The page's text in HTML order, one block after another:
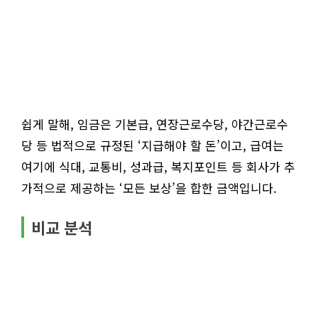
쉽게 말해, 임금은 기본급, 연장근로수당, 야간근로수
당 등 법적으로 규정된 ‘지급해야 할 돈’이고, 급여는
여기에 식대, 교통비, 성과급, 복지포인트 등 회사가 추
가적으로 제공하는 ‘모든 보상’을 합한 금액입니다.
비교 분석